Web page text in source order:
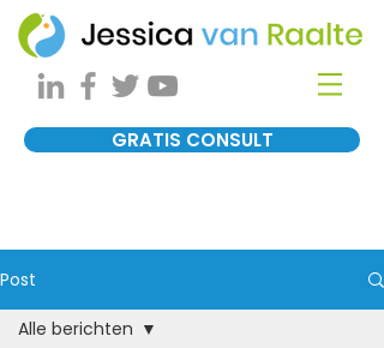
GRATIS CONSULT
Post
Alle berichten